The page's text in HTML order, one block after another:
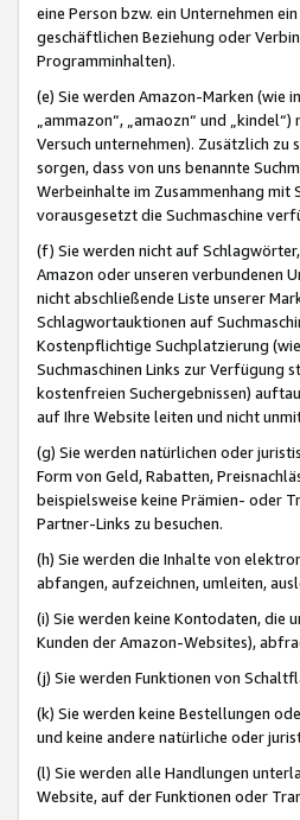
eine Person bzw. ein Unternehmen
geschäftlichen Beziehung oder
Programminhalten).
(e) Sie werden Amazon-Marken (wie
„ammazon“, „amaozn“ und
Versuch unternehmen). Zusätzlich
sorgen, dass von uns benannte
Werbeinhalte im Zusammenhang mit
vorausgesetzt die Suchmaschine
(f) Sie werden nicht auf
Amazon oder unseren verbundenen
nicht abschließende Liste unserer
Schlagwortauktionen auf
Kostenpflichtige Suchplatzierung
Suchmaschinen Links zur Verfügung
kostenfreien Suchergebnissen)
auf Ihre Website leiten und nicht
(g) Sie werden natürlichen oder
Form von Geld, Rabatten,
beispielsweise keine Prämien- oder
Partner-Links zu besuchen.
(h) Sie werden die Inhalte von
abfangen, aufzeichnen, umleiten,
(i) Sie werden keine Kontodaten, die
Kunden der Amazon-Websites),
(j) Sie werden Funktionen von
(k) Sie werden keine Bestellungen
und keine andere natürliche oder
(l) Sie werden alle Handlungen
Website, auf der Funktionen oder